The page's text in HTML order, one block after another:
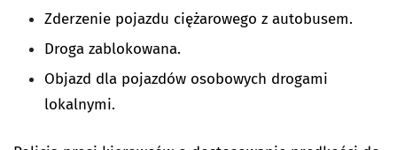
Zderzenie pojazdu ciężarowego z autobusem.
Droga zablokowana.
Objazd dla pojazdów osobowych drogami
lokalnymi.